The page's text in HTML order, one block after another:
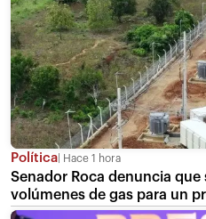
Política Hace 1 hora
Senador Roca denuncia
volúmenes de gas para un